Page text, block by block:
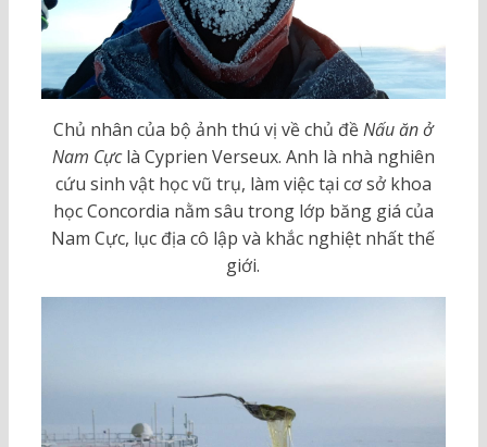
Chủ nhân của bộ ảnh thú vị về chủ đềNấu ăn ở
Nam Cựclà Cyprien Verseux. Anh là nhà nghiên
cứu sinh vật học vũ trụ, làm việc tại cơ sở khoa
học Concordia nằm sâu trong lớp băng giá của
Nam Cực, lục địa cô lập và khắc nghiệt nhất thế
giới.